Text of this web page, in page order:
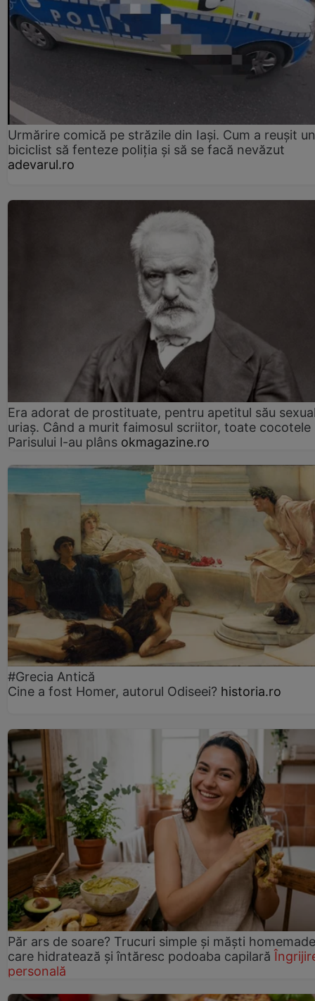
Urmărire comică pe străzile din Iași. Cum a reușit un
biciclist să fenteze poliția și să se facă nevăzut
adevarul.ro
Era adorat de prostituate, pentru apetitul său
uriaș. Când a murit faimosul scriitor, toate cocotele
Parisului l-au plâns okmagazine.ro
#Grecia Antică
Cine a fost Homer, autorul Odiseei? historia.ro
Păr ars de soare? Trucuri simple și măști homemade
care hidratează și întăresc podoaba capilară
personală